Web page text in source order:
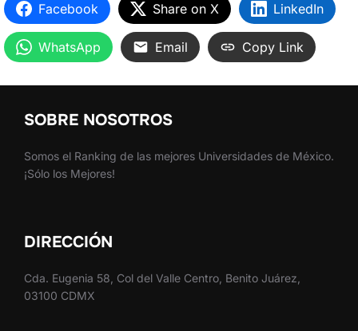
Facebook Share on X LinkedIn
WhatsApp Email Copy Link
SOBRE NOSOTROS
Somos el Ranking de las mejores Universidades de México.
¡Sólo los Mejores!
DIRECCIÓN
Cda. Eugenia 58, Col del Valle Centro, Benito Juárez,
03100 CDMX